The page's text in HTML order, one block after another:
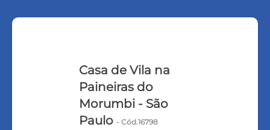
Casa de Vila na
Paineiras do
Morumbi - São
Paulo- Cód.16798